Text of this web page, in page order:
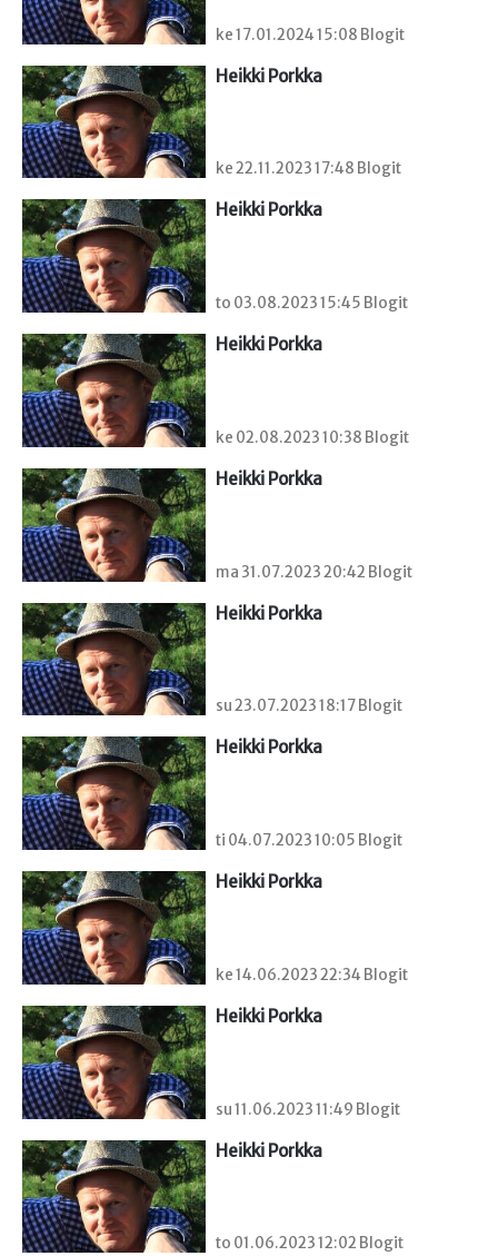
ke 17.01.2024 15:08 Blogit
Heikki Porkka
ke 22.11.2023 17:48 Blogit
Heikki Porkka
to 03.08.2023 15:45 Blogit
Heikki Porkka
ke 02.08.2023 10:38 Blogit
Heikki Porkka
ma 31.07.2023 20:42 Blogit
Heikki Porkka
su 23.07.2023 18:17 Blogit
Heikki Porkka
ti 04.07.2023 10:05 Blogit
Heikki Porkka
ke 14.06.2023 22:34 Blogit
Heikki Porkka
su 11.06.2023 11:49 Blogit
Heikki Porkka
to 01.06.2023 12:02 Blogit